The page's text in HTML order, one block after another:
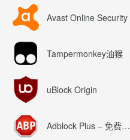
Avast Online Security
Tampermonkey油猴
uBlock Origin
Adblock Plus – 免费的广告拦截器